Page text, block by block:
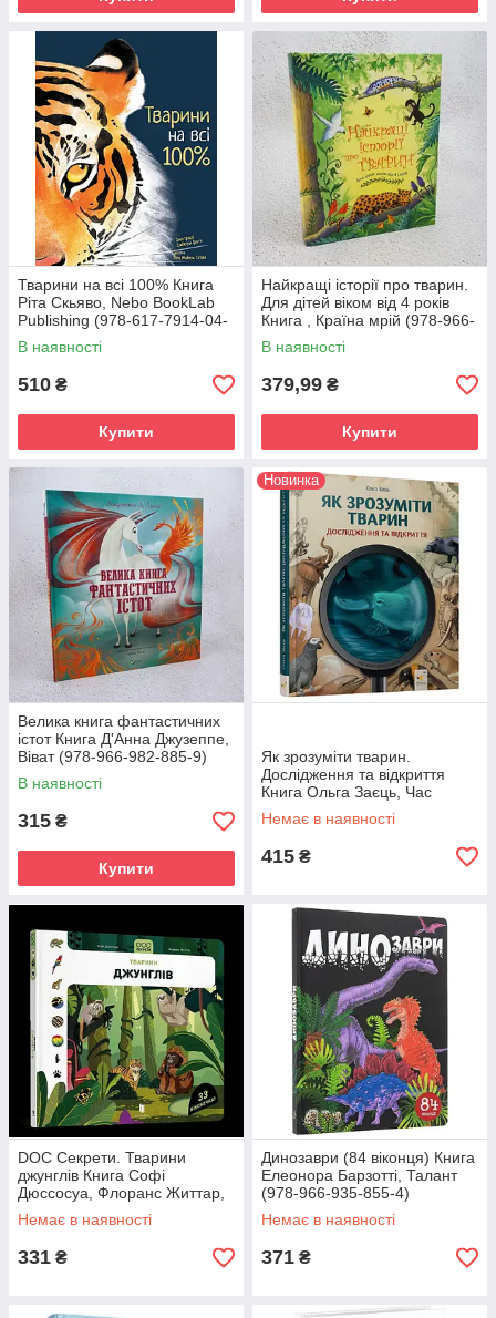
Тварини на всі 100% Книга
Ріта Скьяво, Nebo BookLab
Publishing (978-617-7914-04-
3)
В наявності
510 ₴
Купити
Найкращі історії про тварин.
Для дітей віком від 4 років
Книга , Країна мрій (978-966-
948-643-1)
В наявності
379,99 ₴
Купити
Велика книга фантастичних
істот Книга Д'Анна Джузеппе,
Віват (978-966-982-885-9)
В наявності
315 ₴
Купити
Новинка
Як зрозуміти тварин.
Дослідження та відкриття
Книга Ольга Заєць, Час
Майстрів (978-617-845-215-
5)
Немає в наявності
415 ₴
DOC Секрети. Тварини
джунглів Книга Софі
Дюссосуа, Флоранс Життар,
Artbooks (9786177940776)
Немає в наявності
331 ₴
Динозаври (84 віконця) Книга
Елеонора Барзотті, Талант
(978-966-935-855-4)
Немає в наявності
371 ₴